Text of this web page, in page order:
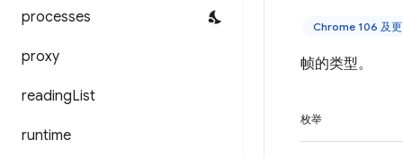
processes
proxy
readingList
runtime
Chrome 106 及
帧的类型。
枚举